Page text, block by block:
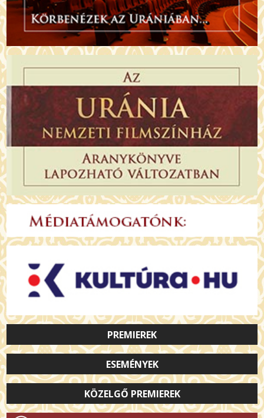
PREMIEREK
ESEMÉNYEK
KÖZELGŐ PREMIEREK